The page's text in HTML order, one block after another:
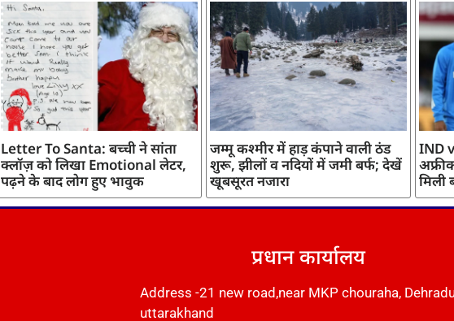
Letter To Santa: बच्ची ने सांता
क्लॉज़ को लिखा Emotional लेटर,
पढ़ने के बाद लोग हुए भावुक
जम्मू कश्मीर में हाड़ कंपाने वाली ठंड
शुरू, झीलों व नदियों में जमी बर्फ; देखें
खूबसूरत नजारा
IND
मिली
प्रधान कार्यालय
Address -21 new road,near MKP chouraha,
uttarakhand